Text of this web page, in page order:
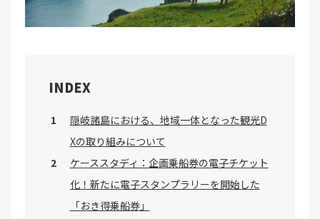
INDEX
隠岐諸島における、地域一体となった観光D
Xの取り組みについて
ケーススタディ：企画乗船券の電子チケット
化！新たに電子スタンプラリーを開始した
「おき得乗船券」